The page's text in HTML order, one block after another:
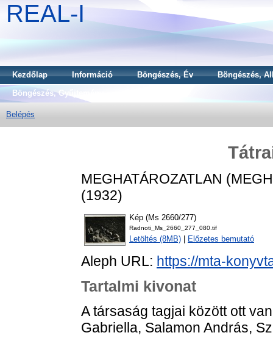
REAL-I
Kezdőlap Információ Böngészés, Év
Böngészés,
Böngészés, Gyűjtemény
Belépés
MEGHATÁROZATLAN
(1932)
Kép (Ms 2660/277)
Radnoti_Ms_2660_277_080.tif
Letöltés (8MB) Előzetes bemutató
Aleph URL: https://mta-
Tartalmi kivonat
A társaság tagjai között ott
Gabriella, Salamon András,